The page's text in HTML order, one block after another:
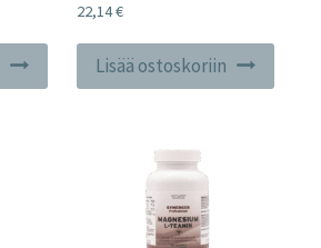
22,14€
Lisää ostoskoriin